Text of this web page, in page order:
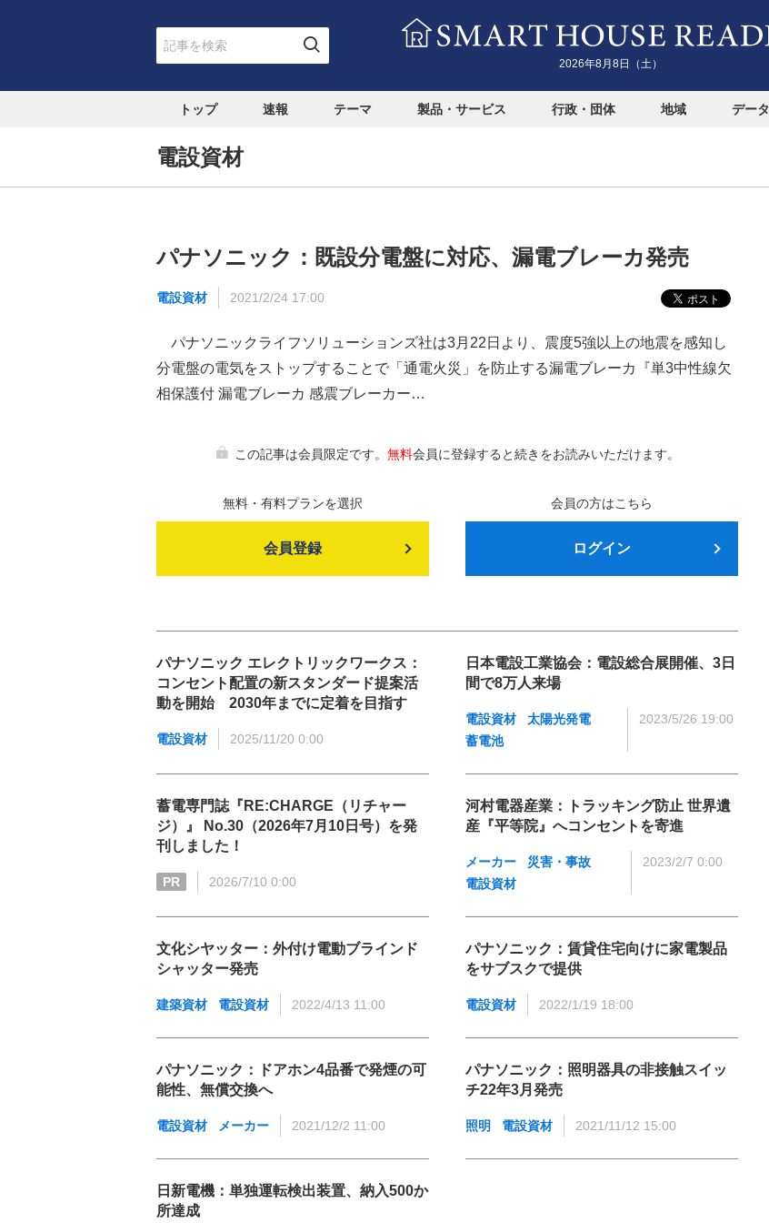
2026年8月8日（土）
トップ 速報 テーマ 製品・サービス 行政・団体 地域 データ
電設資材
パナソニック：既設分電盤に対応、漏電ブレーカ発売
電設資材 2021/2/24 17:00
パナソニックライフソリューションズ社は3月22日より、震度5強以上の地震を感知し
分電盤の電気をストップすることで「通電火災」を防止する漏電ブレーカ『単3中性線欠
相保護付 漏電ブレーカ 感震ブレーカー…
この記事は会員限定です。 無料会員に登録すると続きをお読みいただけます。
無料・有料プランを選択
会員登録
会員の方はこちら
ログイン
パナソニック エレクトリックワークス：
コンセント配置の新スタンダード提案活
動を開始 2030年までに定着を目指す
電設資材 2025/11/20 0:00
日本電設工業協会：電設総合展開催、3日
間で8万人来場
電設資材
太陽光発電
蓄電池
2023/5/26 19:00
蓄電専門誌『RE:CHARGE（リチャー
ジ）』 No.30（2026年7月10日号）を発
刊しました！
PR 2026/7/10 0:00
河村電器産業：トラッキング防止 世界遺
産『平等院』へコンセントを寄進
メーカー
災害・事故
電設資材
2023/2/7 0:00
文化シヤッター：外付け電動ブラインド
シャッター発売
建築資材 電設資材 2022/4/13 11:00
パナソニック：賃貸住宅向けに家電製品
をサブスクで提供
電設資材 2022/1/19 18:00
パナソニック：ドアホン4品番で発煙の可
能性、無償交換へ
電設資材 メーカー 2021/12/2 11:00
パナソニック：照明器具の非接触スイッ
チ22年3月発売
照明 電設資材 2021/11/12 15:00
日新電機：単独運転検出装置、納入500か
所達成